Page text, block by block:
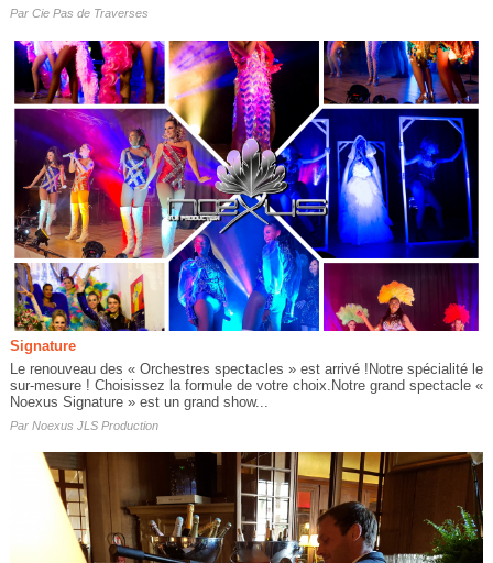
Par Cie Pas de Traverses
Signature
Le renouveau des « Orchestres spectacles » est arrivé !Notre spécialité le
sur-mesure ! Choisissez la formule de votre choix.Notre grand spectacle «
Noexus Signature » est un grand show...
Par Noexus JLS Production